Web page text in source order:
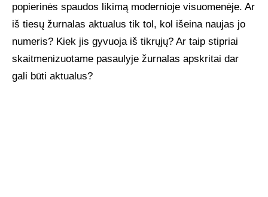
popierinės spaudos likimą modernioje visuomenėje. Ar
iš tiesų žurnalas aktualus tik tol, kol išeina naujas jo
numeris? Kiek jis gyvuoja iš tikrųjų? Ar taip stipriai
skaitmenizuotame pasaulyje žurnalas apskritai dar
gali būti aktualus?